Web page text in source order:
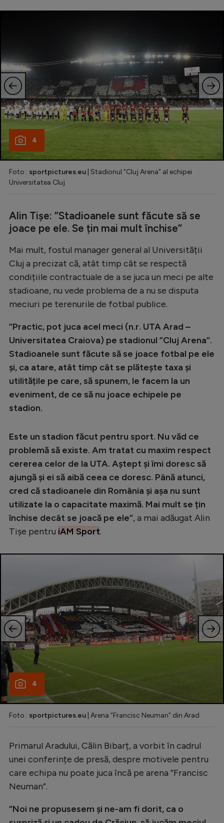
4
Foto : sportpictures.eu | Stadionul ”Cluj Arena” al echipei
Universitatea Cluj
Alin Tișe: ”Stadioanele sunt făcute să se
joace pe ele. Se țin mai mult închise”
Mai mult, fostul manager general al Universității
Cluj a precizat că, atât timp cât se respectă
condițiile contractuale de a se juca un meci pe alte
stadioane, nu vede problema de a nu se disputa
meciuri pe terenurile de fotbal publice.
”Practic, pot juca acel meci (n.r. UTA Arad –
Universitatea Craiova) pe stadionul ”Cluj Arena”.
Stadioanele sunt făcute să se joace fotbal pe ele
și, ca atare, atât timp cât se plătește taxa și
utilitățile pe care, să spunem, le facem la un
eveniment, de ce să nu joace echipele pe
stadion.
Este un stadion făcut pentru sport. Nu văd ce
problemă să existe. Am tratat cu maxim respect
cererea celor de la UTA. Aștept și îmi doresc să
ajungă și ei să aibă ceea ce doresc. Până atunci,
cred că stadioanele din România și așa nu sunt
utilizate la o capacitate maximă. Mai mult se țin
închise decât se joacă pe ele”, a mai adăugat Alin
Tișe pentru iAM Sport.
4
Foto : sportpictures.eu | Arena ”Francisc Neuman” din Arad
Primarul Aradului, Călin Bibarț, a vorbit în cadrul
unei conferințe de presă, despre motivele pentru
care echipa nu poate juca încă pe arena ”Francisc
Neuman”.
”Noi ne propusesem și ne-am fi dorit, ca o